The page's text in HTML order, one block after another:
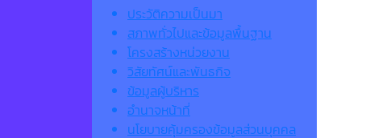
ประวัติความเป็นมา
สภาพทั่วไปและข้อมูลพื้นฐาน
โครงสร้างหน่วยงาน
วิสัยทัศน์และพันธกิจ
ข้อมูลผู้บริหาร
อำนาจหน้าที่
นโยบายคุ้มครองข้อมูลส่วนบุคคล